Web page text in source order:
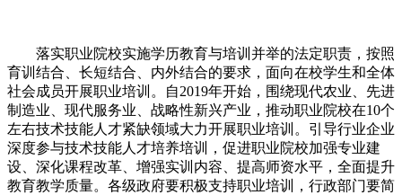
落实职业院校实施学历教育与培训并举的法定职责，按照
育训结合、长短结合、内外结合的要求，面向在校学生和全体
社会成员开展职业培训。自2019年开始，围绕现代农业、先进
制造业、现代服务业、战略性新兴产业，推动职业院校在10个
左右技术技能人才紧缺领域大力开展职业培训。引导行业企业
深度参与技术技能人才培养培训，促进职业院校加强专业建
设、深化课程改革、增强实训内容、提高师资水平，全面提升
教育教学质量。各级政府要积极支持职业培训，行政部门要简